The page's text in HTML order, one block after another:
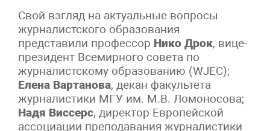
Свой взгляд на актуальные вопросы
журналистского образования
представили профессор Нико Дрок, вице-
президент Всемирного совета по
журналистскому образованию (WJEC);
Елена Вартанова, декан факультета
журналистики МГУ им. М.В. Ломоносова;
Надя Виссерс, директор Европейской
ассоциации преподавания журналистики